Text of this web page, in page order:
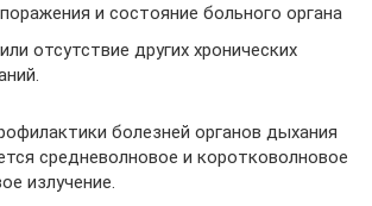
и состояние больного органа
отсутствие других хронических
болезней органов дыхания
средневолновое и коротковолновое
излучение.